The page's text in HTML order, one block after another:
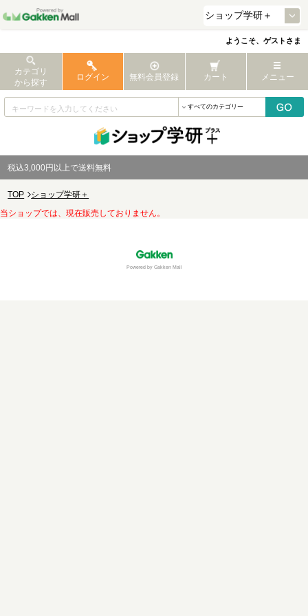
ようこそ、ゲストさま
カテゴリ
から探す
ログイン 無料会員登録 カート メニュー
税込3,000円以上で送料無料
TOP
ショップ学研＋
当ショップでは、現在販売しておりません。
Powered by Gakken Mall